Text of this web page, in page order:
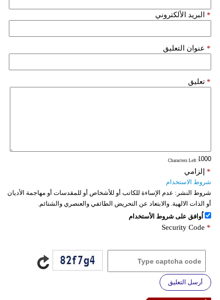
البريد الألكتروني *
عنوان التعليق *
تعليق *
: Characters Left
إلزامي *
شروط الاستخدام
شروط النشر: عدم الإساءة للكاتب أو للأشخاص أو للمقدسات أو مهاجمة الأديان
أو الذات الالهية. والابتعاد عن التحريض الطائفي والعنصري والشتائم.
اُوافق على شروط الأستخدام
Security Code *
أرسل التعليق